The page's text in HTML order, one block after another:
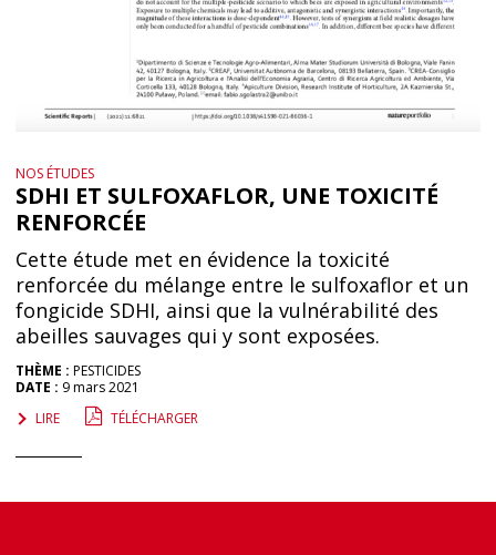
NOS ÉTUDES
SDHI ET SULFOXAFLOR, UNE TOXICITÉ
RENFORCÉE
Cette étude met en évidence la toxicité
renforcée du mélange entre le sulfoxaflor et un
fongicide SDHI, ainsi que la vulnérabilité des
abeilles sauvages qui y sont exposées.
THÈME : PESTICIDES
DATE : 9 mars 2021
LIRE
TÉLÉCHARGER